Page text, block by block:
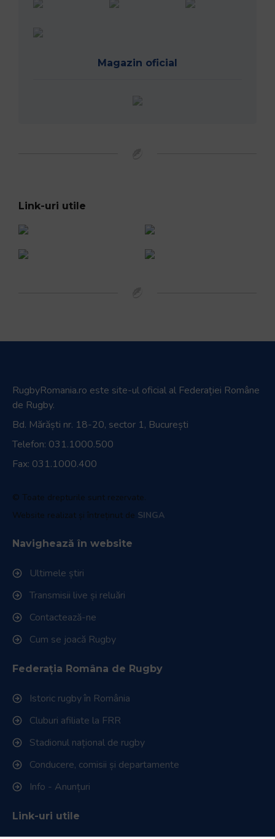
Magazin oficial
Link-uri utile
RugbyRomania.ro este site-ul oficial al Federației Române
de Rugby.
Bd. Mărăști nr. 18-20, sector 1, București
Telefon: 031.1000.500
Fax: 031.1000.400
© Toate drepturile sunt rezervate.
Website realizat și întreținut de SINGA
Navighează în website
Ultimele știri
Transmisii live și reluări
Contactează-ne
Cum se joacă Rugby
Federația Româna de Rugby
Istoric rugby în România
Cluburi afiliate la FRR
Stadionul național de rugby
Conducere, comisii și departamente
Info - Anunțuri
Link-uri utile